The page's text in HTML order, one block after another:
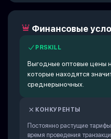
Финансовые
PRSKILL
Выгодные оптовые цены
которые находятся
среднерыночных.
КОНКУРЕНТЫ
Постоянно растущие
время проведения